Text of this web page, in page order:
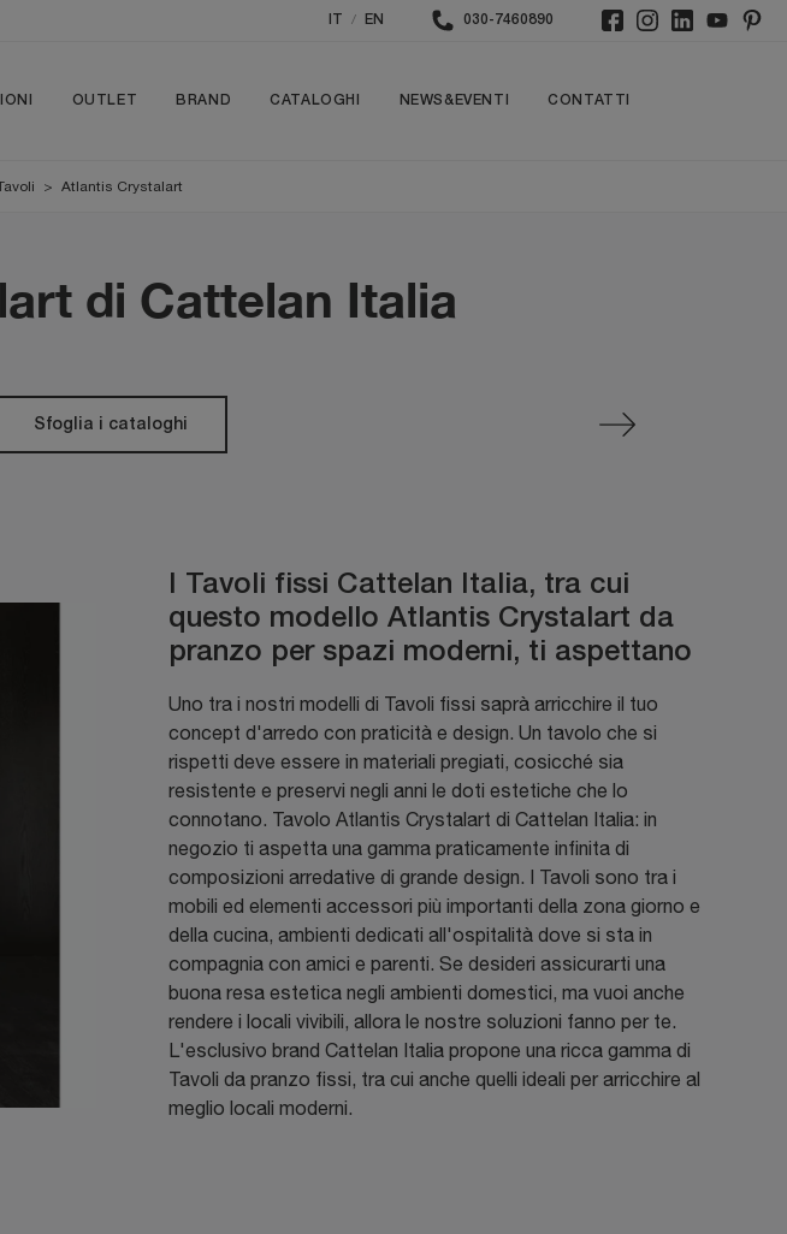
/ EN 030-7460890
OUTLET BRAND CATALOGHI NEWS&EVENTI CONTATTI
> Atlantis Crystalart
di Cattelan Italia
Sfoglia i cataloghi
I Tavoli fissi Cattelan Italia, tra cui
questo modello Atlantis Crystalart da
pranzo per spazi moderni, ti aspettano
Uno tra i nostri modelli di Tavoli fissi saprà arricchire il tuo
concept d'arredo con praticità e design. Un tavolo che si
rispetti deve essere in materiali pregiati, cosicché sia
resistente e preservi negli anni le doti estetiche che lo
connotano. Tavolo Atlantis Crystalart di Cattelan Italia: in
negozio ti aspetta una gamma praticamente infinita di
composizioni arredative di grande design. I Tavoli sono tra i
mobili ed elementi accessori più importanti della zona giorno e
della cucina, ambienti dedicati all'ospitalità dove si sta in
compagnia con amici e parenti. Se desideri assicurarti una
buona resa estetica negli ambienti domestici, ma vuoi anche
rendere i locali vivibili, allora le nostre soluzioni fanno per te.
L'esclusivo brand Cattelan Italia propone una ricca gamma di
Tavoli da pranzo fissi, tra cui anche quelli ideali per arricchire al
meglio locali moderni.